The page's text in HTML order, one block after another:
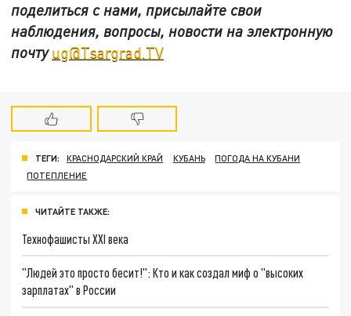
поделиться с нами, присылайте свои
наблюдения, вопросы, новости на электронную
почтуug@Tsargrad.TV
ТЕГИ: КРАСНОДАРСКИЙ КРАЙ КУБАНЬ
ПОГОДА НА КУБАНИ
ПОТЕПЛЕНИЕ
ЧИТАЙТЕ ТАКЖЕ:
Технофашисты XXI века
"Людей это просто бесит!": Кто и как создал миф о "высоких
зарплатах" в России